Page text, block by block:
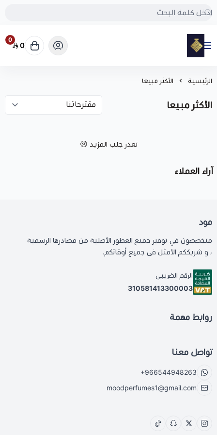
مود
0
0
الرئيسية الأكثر مبيعا
الأكثر مبيعا
تعذر جلب المزيد 😢
آراء العملاء
مود
متخصصون في توفير جميع العطور الأصلية من مصادرها الرسمية
، و شريككم الأمثل في جميع أوقاتكم.
الرقم الضريبي
310581413300003
روابط مهمة
تواصل معنا
+966544948263
moodperfumes1@gmail.com